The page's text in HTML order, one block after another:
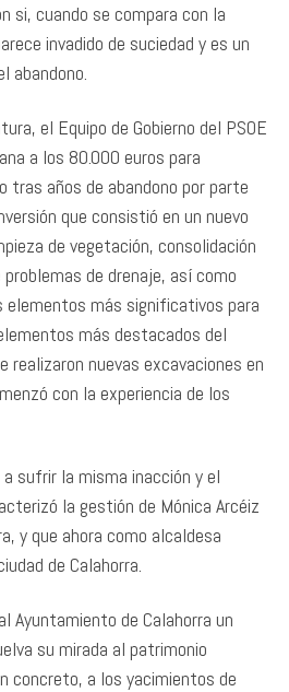
si, cuando se compara con la
invadido de suciedad y es un
abandono.
el Equipo de Gobierno del PSOE
a los 80.000 euros para
tras años de abandono por parte
que consistió en un nuevo
de vegetación, consolidación
de drenaje, así como
elementos más significativos para
más destacados del
realizaron nuevas excavaciones en
con la experiencia de los
sufrir la misma inacción y el
la gestión de Mónica Arcéiz
y que ahora como alcaldesa
de Calahorra.
Ayuntamiento de Calahorra un
su mirada al patrimonio
concreto, a los yacimientos de